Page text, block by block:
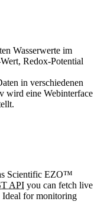
Wasserwerte im
Redox-Potential
in verschiedenen
wird eine Webinterface
Scientific EZO™
API you can fetch live
Ideal for monitoring